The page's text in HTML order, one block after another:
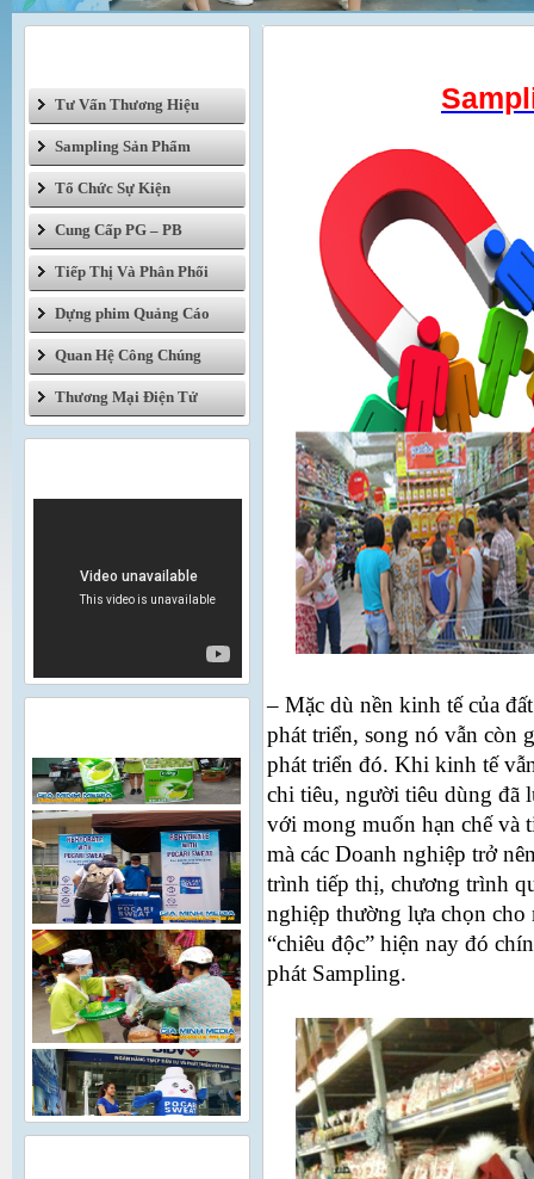
Tư Vấn Thương Hiệu
Sampling Sản Phẩm
Tổ Chức Sự Kiện
Cung Cấp PG – PB
Tiếp Thị Và Phân Phối
Dựng phim Quảng Cáo
Quan Hệ Công Chúng
Thương Mại Điện Tử
– Mặc dù nền kinh tế của
phát triển, song nó vẫn còn
phát triển đó. Khi kinh tế
chi tiêu, người tiêu dùng đã
với mong muốn hạn chế và
mà các Doanh nghiệp trở
trình tiếp thị, chương trình
nghiệp thường lựa chọn
“chiêu độc” hiện nay đó
phát Sampling.